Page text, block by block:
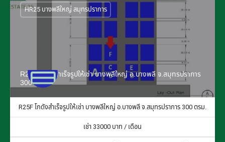
R25F โกดังสำเร็จรูปให้เช่า บางพลีใหญ่ อ.บางพลี จ.สมุทรปราการ
300 ตรม.
HR25 บางพลีใหญ่ สมุทรปราการ
R25F โกดังสำเร็จรูปให้เช่า บางพลีใหญ่ อ.บางพลี จ.สมุทรปราการ 300 ตรม.
เช่า 33000 บาท / เดือน